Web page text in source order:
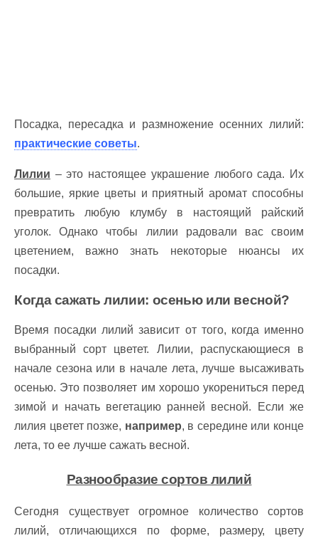
Посадка, пересадка и размножение осенних лилий:
практические советы.
Лилии – это настоящее украшение любого сада. Их
большие, яркие цветы и приятный аромат способны
превратить любую клумбу в настоящий райский
уголок. Однако чтобы лилии радовали вас своим
цветением, важно знать некоторые нюансы их
посадки.
Когда сажать лилии: осенью или весной?
Время посадки лилий зависит от того, когда именно
выбранный сорт цветет. Лилии, распускающиеся в
начале сезона или в начале лета, лучше высаживать
осенью. Это позволяет им хорошо укорениться перед
зимой и начать вегетацию ранней весной. Если же
лилия цветет позже, например, в середине или конце
лета, то ее лучше сажать весной.
Разнообразие сортов лилий
Сегодня существует огромное количество сортов
лилий, отличающихся по форме, размеру, цвету